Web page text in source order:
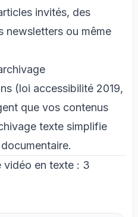
invités, des
newsletters ou même
(loi accessibilité 2019,
que vos contenus
texte simplifie
vidéo en texte : 3